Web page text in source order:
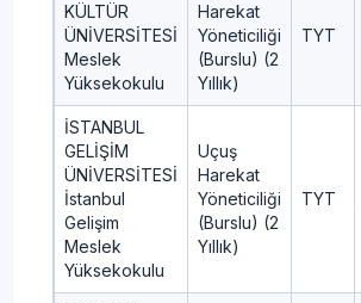
KÜLTÜR
ÜNİVERSİTESİ
Meslek
Yüksekokulu
Harekat
Yöneticiliği
(Burslu) (2
Yıllık)
TYT
İSTANBUL
GELİŞİM
ÜNİVERSİTESİ
İstanbul
Gelişim
Meslek
Yüksekokulu
Uçuş
Harekat
Yöneticiliği
(Burslu) (2
Yıllık)
TYT